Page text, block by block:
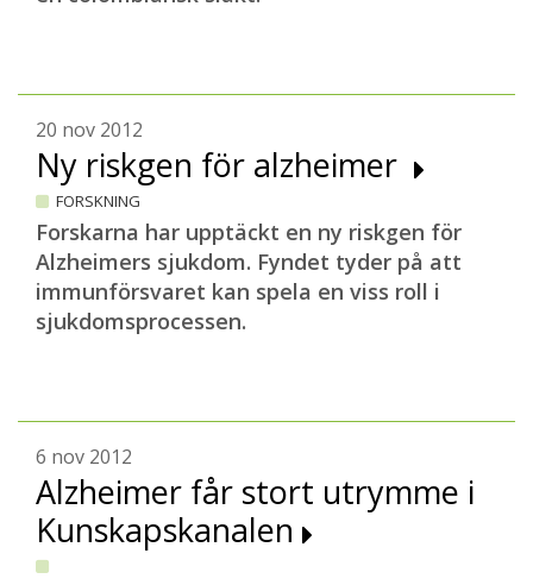
20 nov 2012
Ny riskgen för alzheimer
FORSKNING
Forskarna har upptäckt en ny riskgen för
Alzheimers sjukdom. Fyndet tyder på att
immunförsvaret kan spela en viss roll i
sjukdomsprocessen.
6 nov 2012
Alzheimer får stort utrymme i
Kunskapskanalen